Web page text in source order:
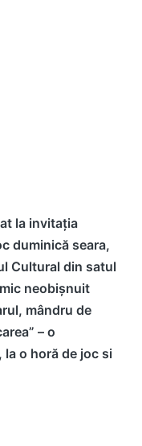
la invitația
duminică seara,
Cultural din satul
neobișnuit
mândru de
– o
o horă de joc si